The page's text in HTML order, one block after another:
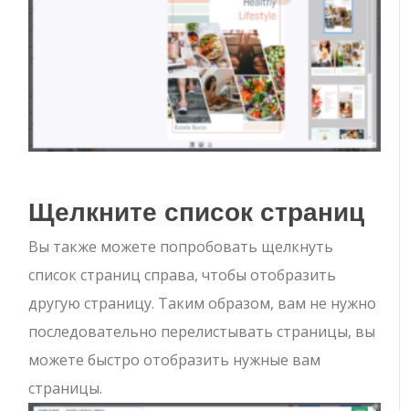
Щелкните список страниц
Вы также можете попробовать щелкнуть
список страниц справа, чтобы отобразить
другую страницу. Таким образом, вам не нужно
последовательно перелистывать страницы, вы
можете быстро отобразить нужные вам
страницы.